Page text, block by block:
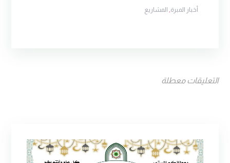
أخبار المبرة, المشاريع
التعليقات معطلة